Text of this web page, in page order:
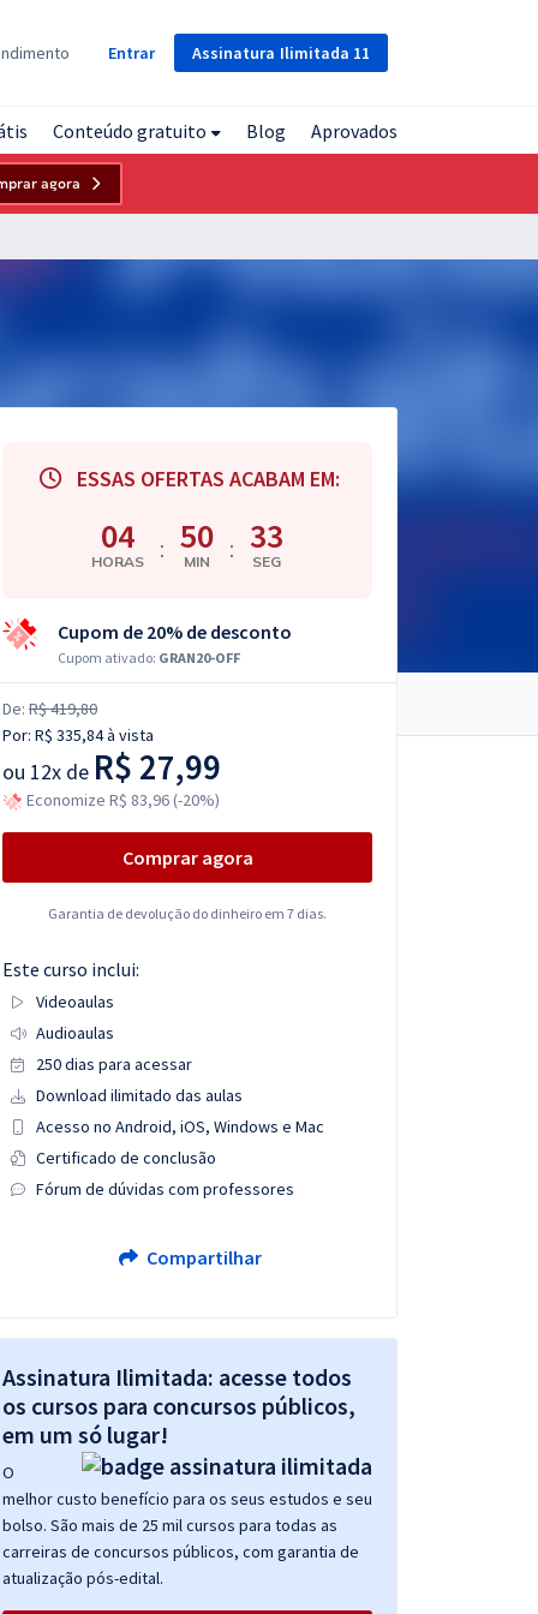
Assinatura Ilimitada 11
Entrar
Conteúdo gratuito Blog Aprovados
agora
ESSAS OFERTAS ACABAM EM:
04
HORAS : 50
MIN : 32
SEG
Cupom de 20% de desconto
Cupom ativado: GRAN20-OFF
De: R$ 419,80
Por: R$ 335,84à vista
ou 12x de R$ 27,99
Economize R$ 83,96 (-20%)
Comprar agora
Garantia de devolução do dinheiro em 7 dias.
Este curso inclui:
Videoaulas
Audioaulas
250 dias para acessar
Download ilimitado das aulas
Acesso no Android, iOS, Windows e Mac
Certificado de conclusão
Fórum de dúvidas com professores
Compartilhar
Assinatura Ilimitada: acesse todos
os cursos para concursos públicos,
em um só lugar!
O
melhor custo benefício para os seus estudos e seu
bolso. São mais de 25 mil cursos para todas as
carreiras de concursos públicos, com garantia de
atualização pós-edital.